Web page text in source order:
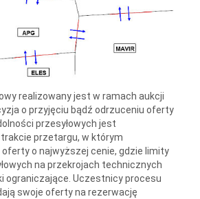
realizowany jest w ramach aukcji
o przyjęciu bądź odrzuceniu oferty
przesyłowych jest
przetargu, w którym
o najwyższej cenie, gdzie limity
na przekrojach technicznych
ograniczające. Uczestnicy procesu
swoje oferty na rezerwację